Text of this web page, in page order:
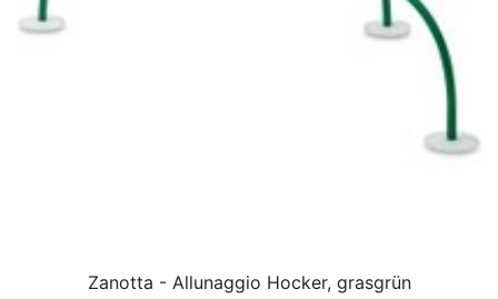
Zanotta - Allunaggio Hocker, grasgrün